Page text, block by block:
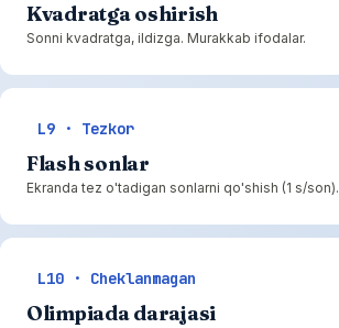
Kvadratga oshirish
Sonni kvadratga, ildizga. Murakkab ifodalar.
L9 · Tezkor
Flash sonlar
Ekranda tez o'tadigan sonlarni qo'shish (1 s/son).
L10 · Cheklanmagan
Olimpiada darajasi